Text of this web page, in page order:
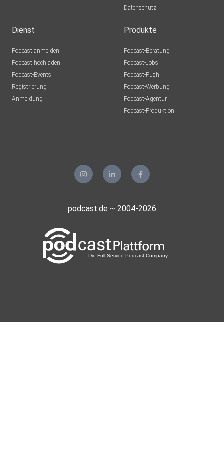
Datenschutz
Dienst
Podcast anmelden
Podcast hochladen
Podcast-Events
Registrierung
Anmeldung
Produkte
Podcast-Beratung
Podcast-Jobs
Podcast-Push
Podcast-Werbung
Podcast-Agentur
Podcast-Produktion
podcast.de ~ 2004-2026